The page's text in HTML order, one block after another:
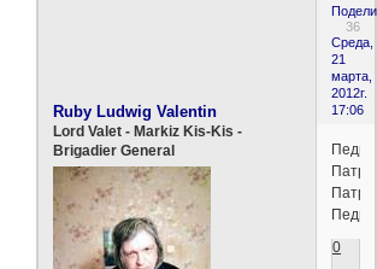
36
Среда,
21
марта,
2012г.
17:06
Ruby Ludwig Valentin
Lord Valet - Markiz Kis-Kis -
Brigadier General
Педро
0